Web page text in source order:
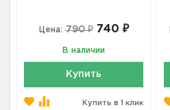
Цена: 790 ₽ 740 ₽
В наличии
Купить
Купить в 1 клик